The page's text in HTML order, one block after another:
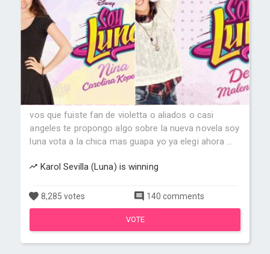
vos que fuiste fan de violetta o aliados o casi
angeles te propongo algo sobre la nueva novela soy
luna vota a la chica mas guapa yo ya elegi ahora ...
Karol Sevilla (Luna) is winning
8,285 votes 140 comments
VOTE